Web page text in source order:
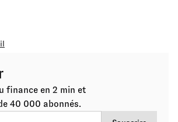
finance en 2 min et
40 000 abonnés.